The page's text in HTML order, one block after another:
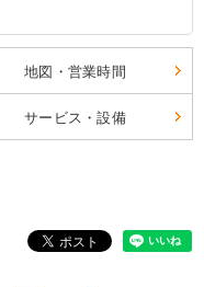
地図・営業時間
サービス・設備